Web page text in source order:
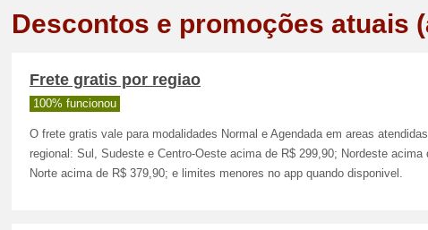
Descontos e promoções atuais
Frete gratis por regiao
100% funcionou
O frete gratis vale para modalidades Normal e Agendada em areas
regional: Sul, Sudeste e Centro-Oeste acima de R$ 299,90; Nordeste acima
Norte acima de R$ 379,90; e limites menores no app quando disponivel.